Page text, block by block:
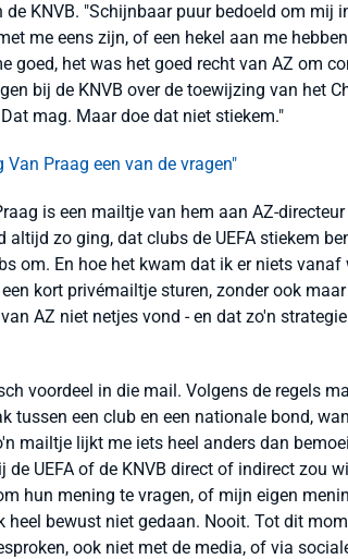
KNVB. "Schijnbaar puur bedoeld om mij
me eens zijn, of een hekel aan me
goed, het was het goed recht van AZ om
bij de KNVB over de toewijzing van het
mag. Maar doe dat niet stiekem."
Van Praag een van de vragen"
is een mailtje van hem aan AZ-directeur
altijd zo ging, dat clubs de UEFA stiekem
om. En hoe het kwam dat ik er niets
kort privémailtje sturen, zonder ook
AZ niet netjes vond - en dat zo'n
voordeel in die mail. Volgens de regels
tussen een club en een nationale bond,
mailtje lijkt me iets heel anders dan
UEFA of de KNVB direct of indirect zou
hun mening te vragen, of mijn eigen
bewust niet gedaan. Nooit. Tot dit
ook niet met de media, of via